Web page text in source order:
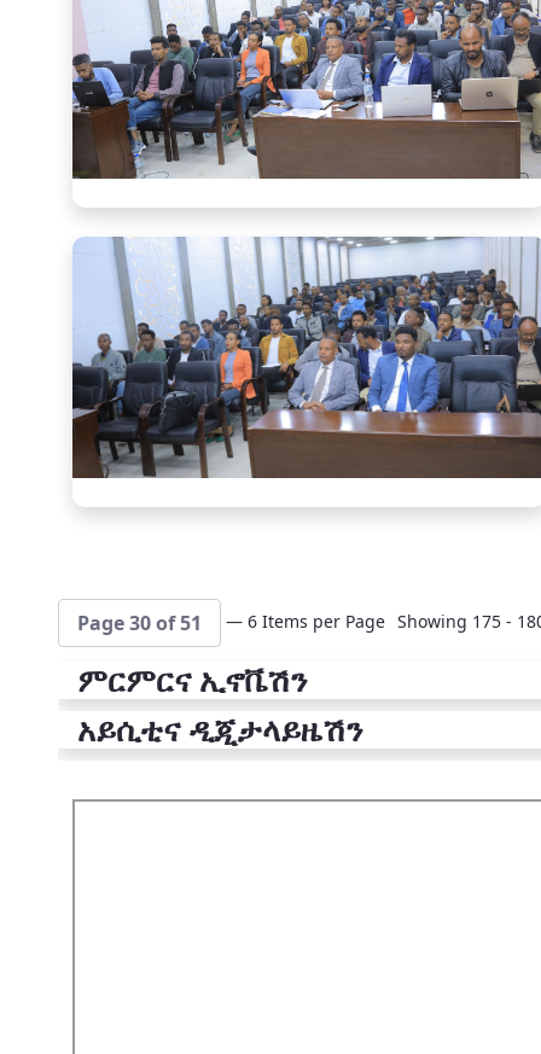
Page 30 of 51 — 6 Items per Page Showing 175 -
ምርምርና ኢኖቬሽን
አይሲቲና ዲጂታላይዜሽን